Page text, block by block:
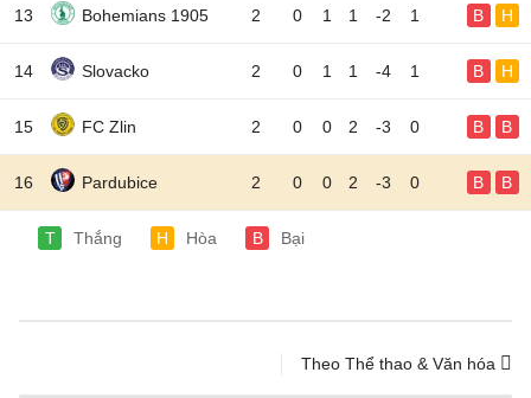
13 Bohemians 1905 2 0 1 1 -2 1 B H
14 Slovacko 2 0 1 1 -4 1 B H
15 FC Zlin 2 0 0 2 -3 0 B B
16 Pardubice 2 0 0 2 -3 0 B B
T Thắng H Hòa B Bại
Theo Thể thao & Văn hóa